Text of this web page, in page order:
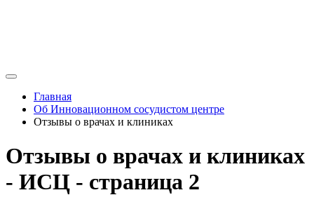
Главная
Об Инновационном сосудистом центре
Отзывы о врачах и клиниках
Отзывы о врачах и клиниках
- ИСЦ - страница 2